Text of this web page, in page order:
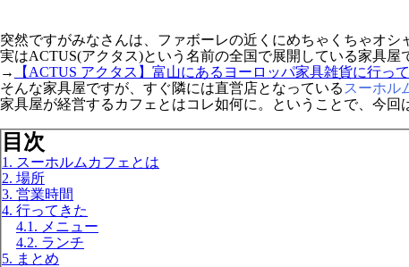
突然ですがみなさんは、ファボーレの近くにめちゃくちゃオシ
実はACTUS(アクタス)という名前の全国で展開している家具
→
【ACTUS アクタス】富山にあるヨーロッパ家具雑貨に行っ
そんな家具屋ですが、すぐ隣には直営店となっている スーホル
家具屋が経営するカフェとはコレ如何に。ということで、今回
目次
1. スーホルムカフェとは
2. 場所
3. 営業時間
4. 行ってきた
4.1. メニュー
4.2. ランチ
5. まとめ